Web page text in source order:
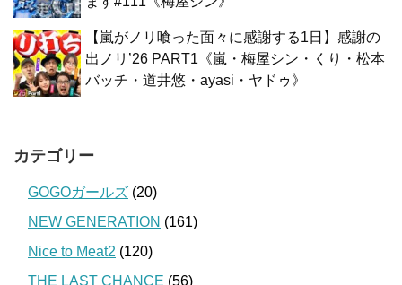
【嵐がノリ喰った面々に感謝する1日】感謝の
出ノリ’26 PART1《嵐・梅屋シン・くり・松本
バッチ・道井悠・ayasi・ヤドゥ》
カテゴリー
GOGOガールズ (20)
NEW GENERATION (161)
Nice to Meat2 (120)
THE LAST CHANCE (56)